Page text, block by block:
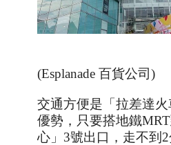
(Esplanade 百貨公司)
交通方便是「拉差達
優勢，只要搭地鐵MRT
心」 3號出口，走不到